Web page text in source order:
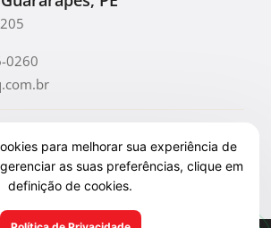
0260
para melhorar sua experiência de
as suas preferências, clique em
definição de cookies.